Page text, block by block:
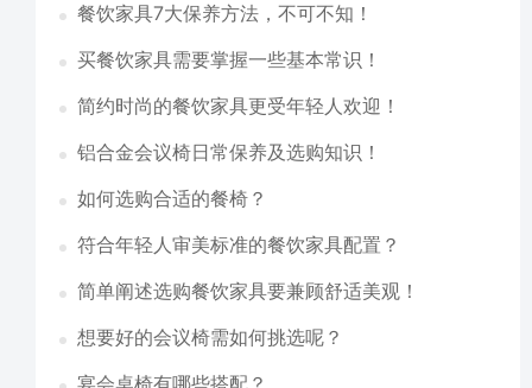
餐饮家具7大保养方法，不可不知！
买餐饮家具需要掌握一些基本常识！
简约时尚的餐饮家具更受年轻人欢迎！
铝合金会议椅日常保养及选购知识！
如何选购合适的餐椅？
符合年轻人审美标准的餐饮家具配置？
简单阐述选购餐饮家具要兼顾舒适美观！
想要好的会议椅需如何挑选呢？
宴会桌椅有哪些搭配？